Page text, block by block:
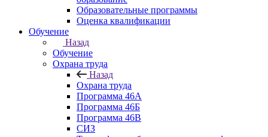
Образовательные программы
Оценка квалификации
Обучение
Назад
Обучение
Охрана труда
Назад
Охрана труда
Программа 46А
Программа 46Б
Программа 46В
СИЗ